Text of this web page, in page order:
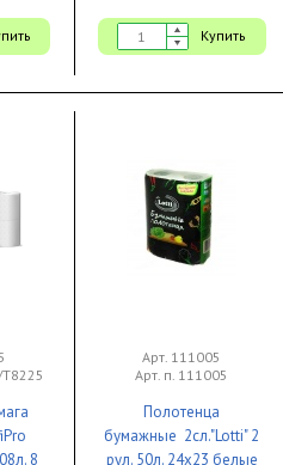
Купить
8
Арт. 111005
Арт. п. 111005
Полотенца
бумажные 2сл."Lotti" 2
рул. 50л. 24х23 белые